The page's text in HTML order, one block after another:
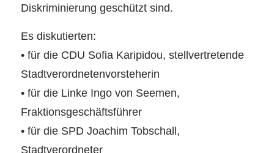
Diskriminierung geschützt sind.
Es diskutierten:
• für die CDU Sofia Karipidou, stellvertretende
Stadtverordnetenvorsteherin
• für die Linke Ingo von Seemen,
Fraktionsgeschäftsführer
• für die SPD Joachim Tobschall,
Stadtverordneter